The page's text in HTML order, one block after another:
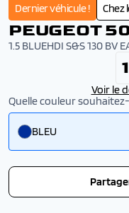
Dernier véhicule ! Chez
PEUGEOT
1.5 BLUEHDI S&S 130 BV
Voir le
Quelle couleur
BLEU